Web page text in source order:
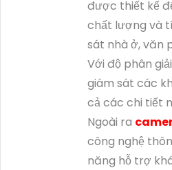
được thiết kế
chất lượng và
sát nhà ở, văn
Với độ phân
giám sát các
cả các chi tiết
Ngoài ra
công nghệ
năng hỗ trợ